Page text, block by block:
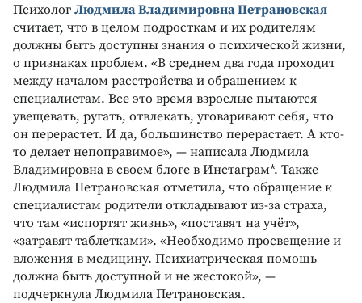
Психолог Людмила Владимировна Петрановская
считает, что в целом подросткам и их родителям
должны быть доступны знания о психической жизни,
о признаках проблем. «В среднем два года проходит
между началом расстройства и обращением к
специалистам. Все это время взрослые пытаются
увещевать, ругать, отвлекать, уговаривают себя, что
он перерастет. И да, большинство перерастает. А кто-
то делает непоправимое», — написала Людмила
Владимировна в своем блоге в Инстаграм*. Также
Людмила Петрановская отметила, что обращение к
специалистам родители откладывают из-за страха,
что там «испортят жизнь», «поставят на учёт»,
«затравят таблетками». «Необходимо просвещение и
вложения в медицину. Психиатрическая помощь
должна быть доступной и не жестокой», —
подчеркнула Людмила Петрановская.